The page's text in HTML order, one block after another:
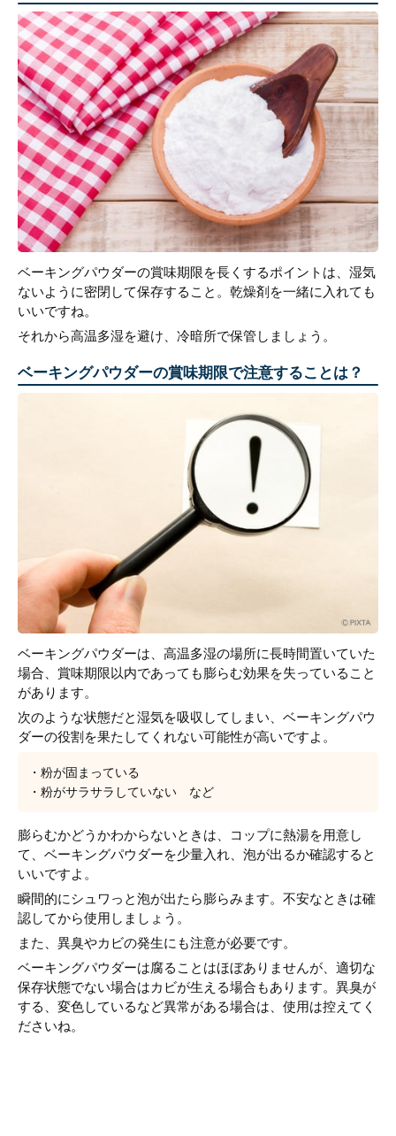
ベーキングパウダーの賞味期限を長くするポイントは、湿気
ないように密閉して保存すること。乾燥剤を一緒に入れても
いいですね。
それから高温多湿を避け、冷暗所で保管しましょう。
ベーキングパウダーの賞味期限で注意することは？
ベーキングパウダーは、高温多湿の場所に長時間置いていた
場合、賞味期限以内であっても膨らむ効果を失っていること
があります。
次のような状態だと湿気を吸収してしまい、ベーキングパウ
ダーの役割を果たしてくれない可能性が高いですよ。
・粉が固まっている
・粉がサラサラしていない など
膨らむかどうかわからないときは、コップに熱湯を用意し
て、ベーキングパウダーを少量入れ、泡が出るか確認すると
いいですよ。
瞬間的にシュワっと泡が出たら膨らみます。不安なときは確
認してから使用しましょう。
また、異臭やカビの発生にも注意が必要です。
ベーキングパウダーは腐ることはほぼありませんが、適切な
保存状態でない場合はカビが生える場合もあります。異臭が
する、変色しているなど異常がある場合は、使用は控えてく
ださいね。